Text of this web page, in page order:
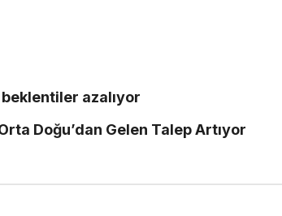
azalıyor
Doğu’dan Gelen Talep Artıyor